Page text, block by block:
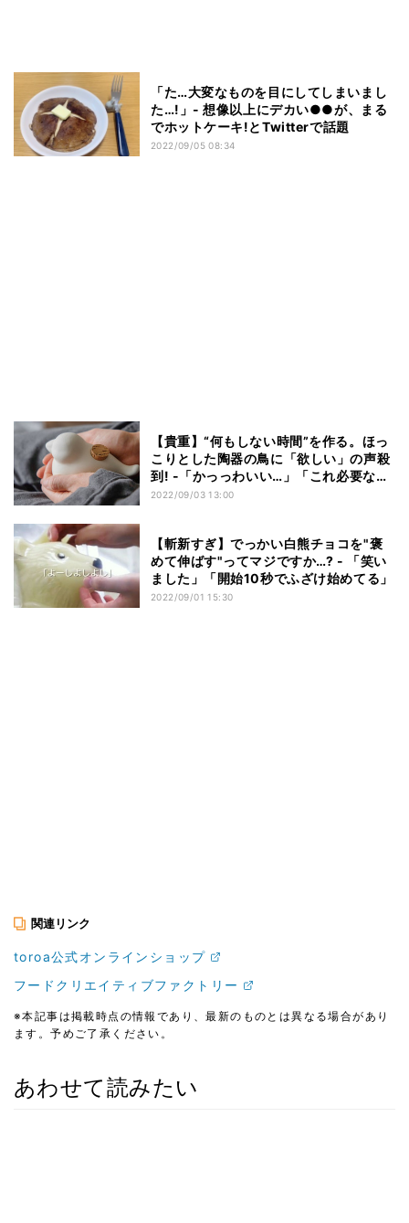
「た…大変なものを目にしてしまいまし
た…!」- 想像以上にデカい●●が、まる
でホットケーキ!とTwitterで話題
2022/09/05 08:34
【貴重】“何もしない時間”を作る。ほっ
こりとした陶器の鳥に「欲しい」の声殺
到! -「かっっわいい…」「これ必要な気
がする」
2022/09/03 13:00
【斬新すぎ】でっかい白熊チョコを"褒
めて伸ばす"ってマジですか…? - 「笑い
ました」「開始10秒でふざけ始めてる」
2022/09/01 15:30
関連リンク
toroa公式オンラインショップ
フードクリエイティブファクトリー
※本記事は掲載時点の情報であり、最新のものとは異なる場合があり
ます。予めご了承ください。
あわせて読みたい